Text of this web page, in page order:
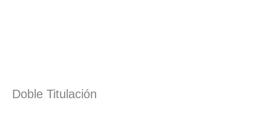
Doble Titulación